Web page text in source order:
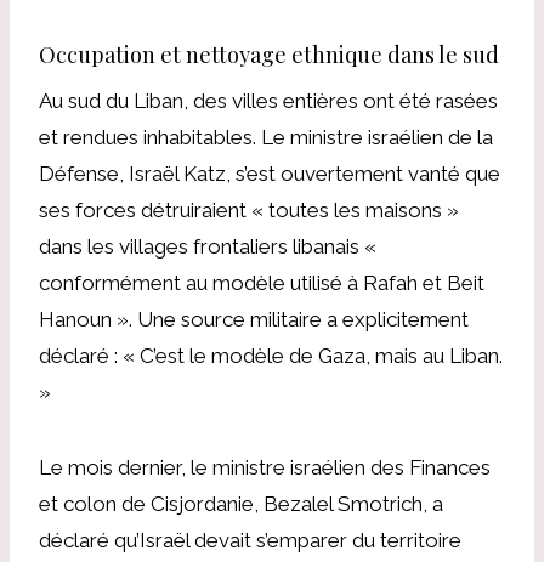
Occupation et nettoyage ethnique dans le sud
Au sud du Liban, des villes entières ont été rasées
et rendues inhabitables. Le ministre israélien de la
Défense, Israël Katz, s’est ouvertement vanté que
ses forces détruiraient « toutes les maisons »
dans les villages frontaliers libanais «
conformément au modèle utilisé à Rafah et Beit
Hanoun ». Une source militaire a explicitement
déclaré : « C’est le modèle de Gaza, mais au Liban.
»
Le mois dernier, le ministre israélien des Finances
et colon de Cisjordanie, Bezalel Smotrich, a
déclaré qu’Israël devait s’emparer du territoire